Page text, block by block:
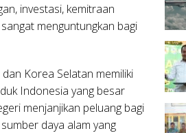
investasi, kemitraan
menguntungkan bagi
Korea Selatan memiliki
Indonesia yang besar
menjanjikan peluang bagi
daya alam yang